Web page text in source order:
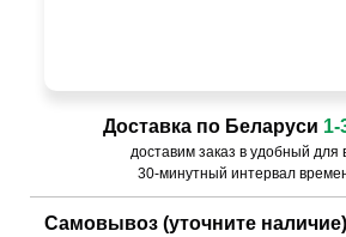
Самовывоз (уточните наличие)
доставим заказ в удобный для
30-минутный интервал
Доставка по Беларуси 1-